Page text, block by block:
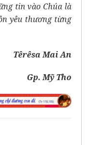
tin vào Chúa là
yêu thương từng
Têrêsa Mai An
Gp. Mỹ Tho